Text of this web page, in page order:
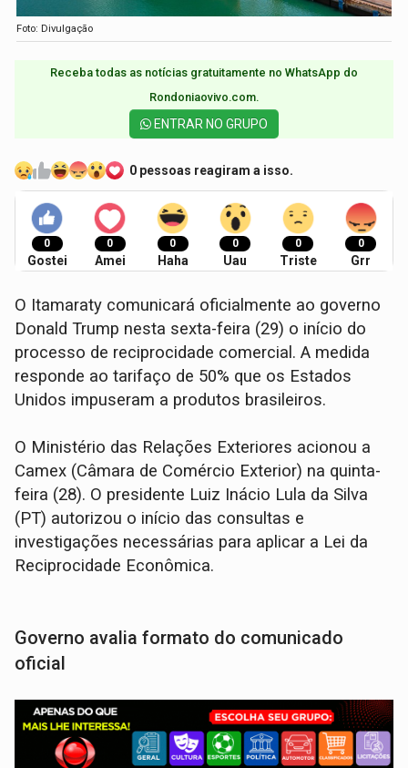
Foto: Divulgação
Receba todas as notícias gratuitamente no WhatsApp do
Rondoniaovivo.com.​
ENTRAR NO GRUPO
0 pessoas reagiram a isso.
0
Gostei
0
Amei
0
Haha
0
Uau
0
Triste
0
Grr
O Itamaraty comunicará oficialmente ao governo
Donald Trump nesta sexta-feira (29) o início do
processo de reciprocidade comercial. A medida
responde ao tarifaço de 50% que os Estados
Unidos impuseram a produtos brasileiros.
O Ministério das Relações Exteriores acionou a
Camex (Câmara de Comércio Exterior) na quinta-
feira (28). O presidente Luiz Inácio Lula da Silva
(PT) autorizou o início das consultas e
investigações necessárias para aplicar a Lei da
Reciprocidade Econômica.
Governo avalia formato do comunicado
oficial